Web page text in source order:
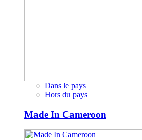
Dans le pays
Hors du pays
Made In Cameroon